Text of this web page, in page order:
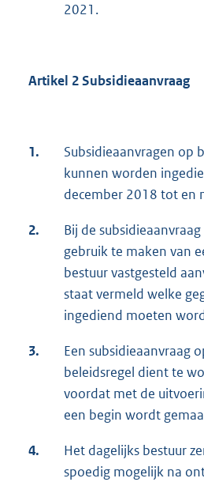
2021.
Artikel 2 Subsidieaanvraag
1.
Subsidieaanvragen op
kunnen worden
december 2018 tot en
2.
Bij de
gebruik te maken van
bestuur vastgesteld
staat vermeld welke
ingediend moeten
3.
Een subsidieaanvraag
beleidsregel dient te
voordat met de
een begin wordt
4.
Het dagelijks bestuur
spoedig mogelijk na